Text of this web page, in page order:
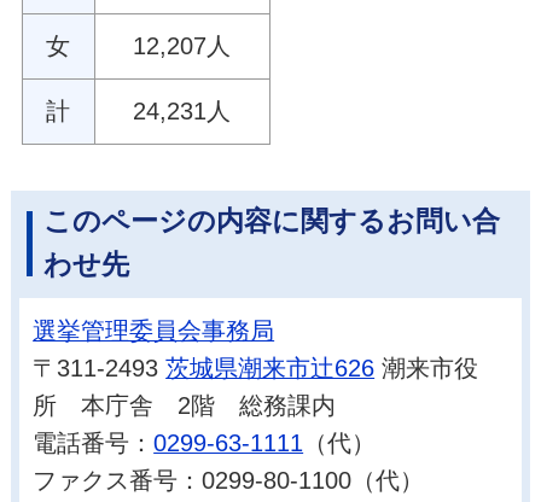
女 12,207人
計 24,231人
このページの内容に関するお問い合
わせ先
選挙管理委員会事務局
〒311-2493茨城県潮来市辻626 潮来市役
所 本庁舎 2階 総務課内
電話番号：0299-63-1111 （代）
ファクス番号：0299-80-1100（代）